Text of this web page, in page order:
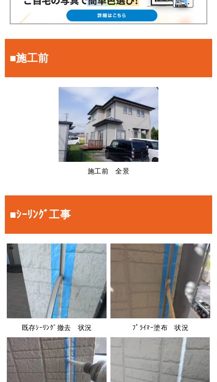
■施工前
施工前 全景
■ｼｰﾘﾝｸﾞ工事
既存ｼｰﾘﾝｸﾞ撤去 状況 ﾌﾟﾗｲﾏｰ塗布 状況